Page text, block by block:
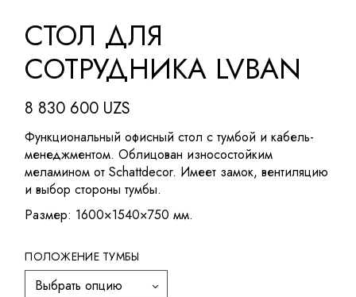
СТОЛ ДЛЯ
СОТРУДНИКА LVBAN
8 830 600 UZS
Функциональный офисный стол с тумбой и кабель-
менеджментом. Облицован износостойким
меламином от Schattdecor. Имеет замок, вентиляцию
и выбор стороны тумбы.
Размер: 1600×1540×750 мм.
ПОЛОЖЕНИЕ ТУМБЫ
Выбрать опцию